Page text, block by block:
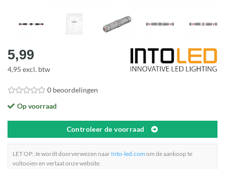
5,99
4,95 excl. btw
0 beoordelingen
Op voorraad
Controleer de voorraad
LET OP: Je wordt doorverwezen naar Into-led.com om de aankoop te
voltooien en verlaat onze website.